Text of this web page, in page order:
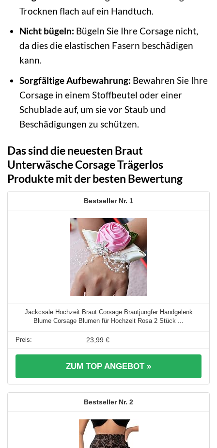
Trocknen flach auf ein Handtuch.
Nicht bügeln: Bügeln Sie Ihre Corsage nicht,
da dies die elastischen Fasern beschädigen
kann.
Sorgfältige Aufbewahrung: Bewahren Sie Ihre
Corsage in einem Stoffbeutel oder einer
Schublade auf, um sie vor Staub und
Beschädigungen zu schützen.
Das sind die neuesten Braut
Unterwäsche Corsage Trägerlos
Produkte mit der besten Bewertung
1
Jackcsale Hochzeit Braut Corsage Brautjungfer Handgelenk
Blume Corsage Blumen für Hochzeit Rosa 2 Stück ...
23,99 €
ZUM TOP ANGEBOT »
2